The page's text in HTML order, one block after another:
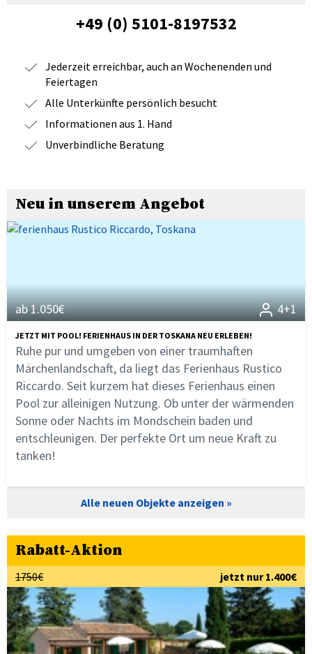
+49 (0) 5101-8197532
Jederzeit erreichbar, auch an Wochenenden und
Feiertagen
Alle Unterkünfte persönlich besucht
Informationen aus 1. Hand
Unverbindliche Beratung
Neu in unserem Angebot
ab 1.050€ 4+1
JETZT MIT POOL! FERIENHAUS IN DER TOSKANA NEU ERLEBEN!
Ruhe pur und umgeben von einer traumhaften
Märchenlandschaft, da liegt das Ferienhaus Rustico
Riccardo. Seit kurzem hat dieses Ferienhaus einen
Pool zur alleinigen Nutzung. Ob unter der wärmenden
Sonne oder Nachts im Mondschein baden und
entschleunigen. Der perfekte Ort um neue Kraft zu
tanken!
Alle neuen Objekte anzeigen
Rabatt-Aktion
1750€ jetzt nur 1.400€